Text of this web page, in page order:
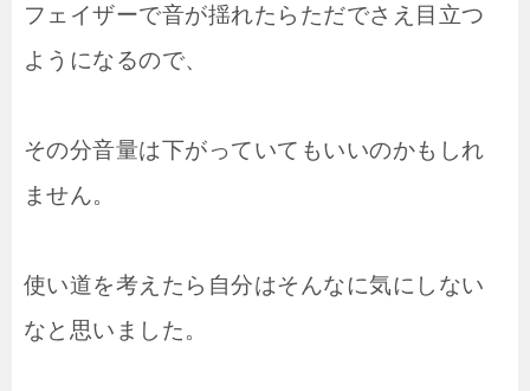
フェイザーで音が揺れたらただでさえ目立つ
ようになるので、
その分音量は下がっていてもいいのかもしれ
ません。
使い道を考えたら自分はそんなに気にしない
なと思いました。